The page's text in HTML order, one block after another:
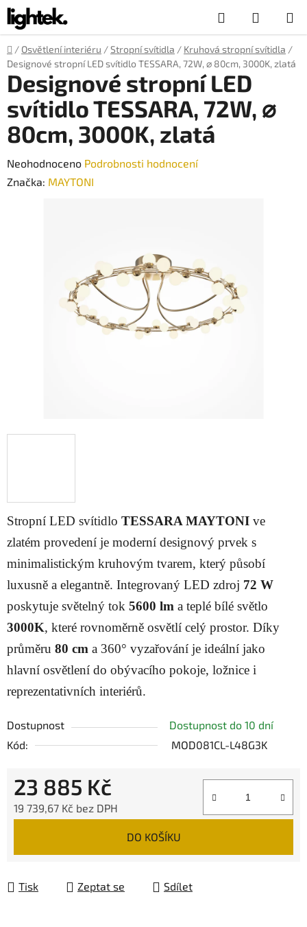
Přejít
na
obsah
Hledat
KOŠÍK
Domů
/ Osvětlení interiéru /Stropní svítidla / Kruhová stropní svítidla /
Designové stropní LED svítidlo TESSARA, 72W, ⌀ 80cm, 3000K, zlatá
Stropní LED svítidlo TESSARA MAYTONI ve
zlatém provedení je moderní designový prvek s
minimalistickým kruhovým tvarem, který působí
luxusně a elegantně. Integrovaný LED zdroj 72 W
poskytuje světelný tok 5600 lm a teplé bílé světlo
3000K, které rovnoměrně osvětlí celý prostor. Díky
průměru 80 cm a 360° vyzařování je ideální jako
hlavní osvětlení do obývacího pokoje, ložnice i
reprezentativních interiérů.
Dostupnost
Dostupnost do 10 dní
Kód:
MOD081CL-L48G3K
23 885 Kč
19 739,67 Kč bez DPH
DO KOŠÍKU
Tisk Zeptat se Sdílet
Designové stropní LED
svítidlo TESSARA, 72W, ⌀
80cm, 3000K, zlatá
Průměrné
hodnocení
Neohodnoceno Podrobnosti hodnocení
Značka: MAYTONI